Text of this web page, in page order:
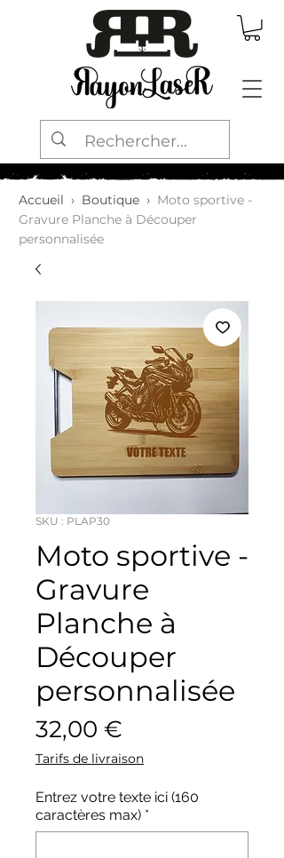
Accueil › Boutique › Moto sportive -
Gravure Planche à Découper
personnalisée
SKU : PLAP30
Moto sportive -
Gravure
Planche à
Découper
personnalisée
32,00 €
Tarifs de livraison
Entrez votre texte ici (160
caractères max) *